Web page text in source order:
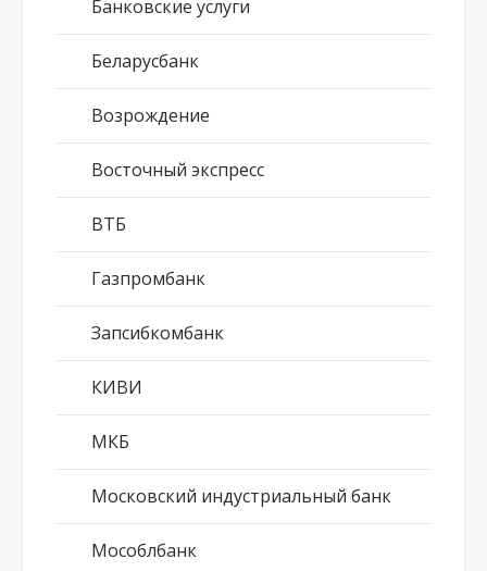
Банковские услуги
Беларусбанк
Возрождение
Восточный экспресс
ВТБ
Газпромбанк
Запсибкомбанк
КИВИ
МКБ
Московский индустриальный банк
Мособлбанк